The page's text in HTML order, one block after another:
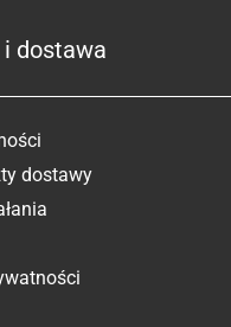
i dostawa
dostawy